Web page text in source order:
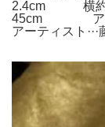
2.4cm 横約
45cm アジャ
アーティスト